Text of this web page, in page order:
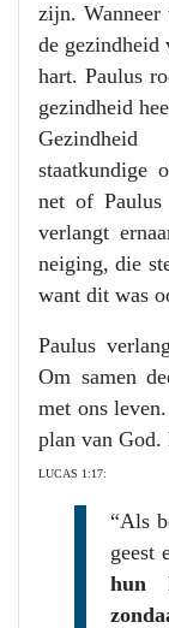
zijn. Wanneer
de gezindheid
hart. Paulus
gezindheid
staatkundige
net of
verlangt
neiging, die
want dit was
Paulus
Om samen
met ons
plan van God.
LUCAS 1:17:
“Als
geest
hun